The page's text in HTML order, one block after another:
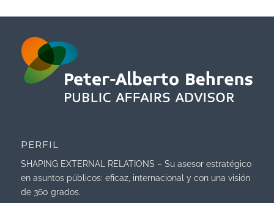
PERFIL
SHAPING EXTERNAL RELATIONS – Su asesor estratégico
en asuntos públicos: eficaz, internacional y con una visión
de 360 grados.